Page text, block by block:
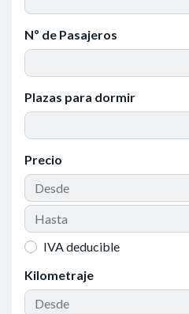
Nº de Pasajeros
Plazas para dormir
Precio
IVA deducible
Kilometraje